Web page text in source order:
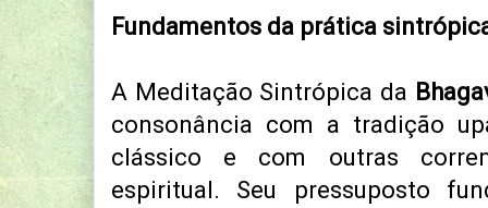
Fundamentos da prática
A Meditação Sintrópica da
consonância com a tradição
clássico e com outras
espiritual. Seu pressuposto